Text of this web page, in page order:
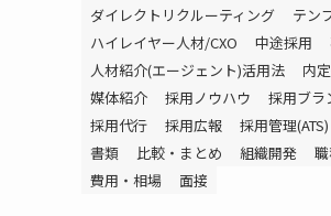
ダイレクトリクルーティング
テン
ハイレイヤー人材/CXO
中途採用
人材紹介(エージェント)活用法
内
媒体紹介
採用ノウハウ
採用ブラ
採用代行
採用広報 採用管理(ATS)
書類
比較・まとめ 組織開発
費用・相場
面接